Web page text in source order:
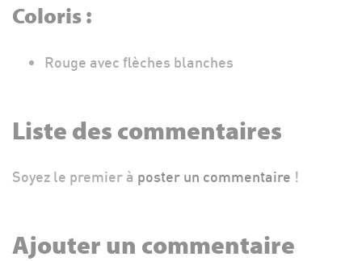
Coloris :
Rouge avec flèches blanches
Liste des commentaires
Soyez le premier à poster un commentaire !
Ajouter un commentaire